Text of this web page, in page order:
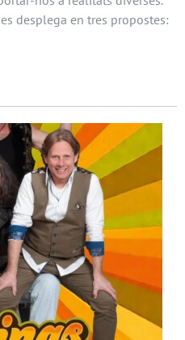
desplega en tres propostes: